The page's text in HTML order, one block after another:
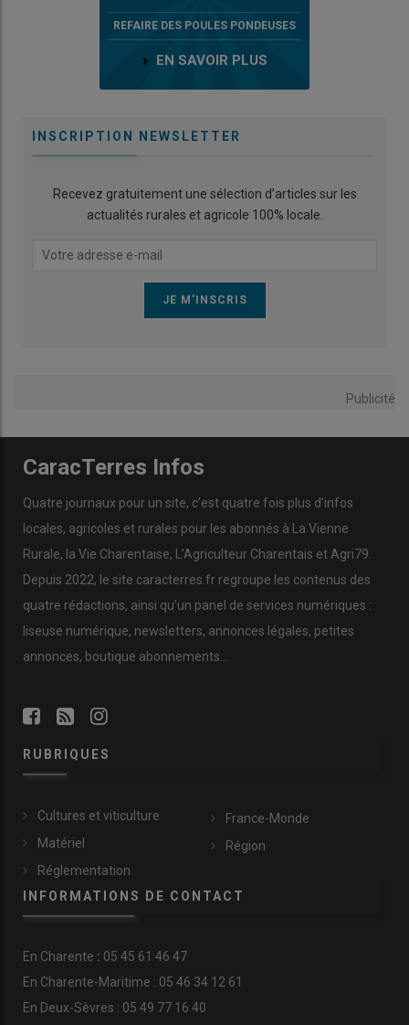
REFAIRE DES POULES PONDEUSES
EN SAVOIR PLUS
INSCRIPTION NEWSLETTER
Recevez gratuitement une sélection d’articles sur les
actualités rurales et agricole 100% locale.
Publicité
CaracTerres Infos
Quatre journaux pour un site, c’est quatre fois plus d’infos
locales, agricoles et rurales pour les abonnés à La Vienne
Rurale, la Vie Charentaise, L’Agriculteur Charentais et Agri79.
Depuis 2022, le site caracterres.fr regroupe les contenus des
quatre rédactions, ainsi qu’un panel de services numériques :
liseuse numérique, newsletters, annonces légales, petites
annonces, boutique abonnements…
RUBRIQUES
Cultures et viticulture
Matériel
Réglementation
France-Monde
Région
INFORMATIONS DE CONTACT
En Charente : 05 45 61 46 47
En Charente-Maritime : 05 46 34 12 61
En Deux-Sèvres : 05 49 77 16 40